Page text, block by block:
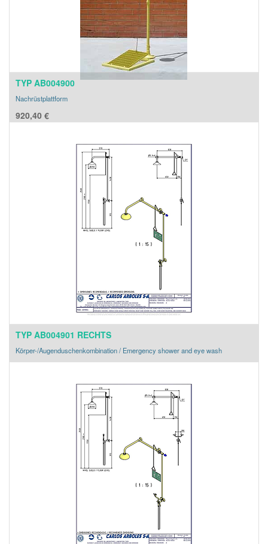
TYP AB004900
Nachrüstplattform
920,40 €
TYP AB004901 RECHTS
Körper-/Augenduschenkombination / Emergency shower and eye wash